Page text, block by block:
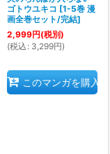
ゴトウユキコ [1-5巻 漫
画全巻セット/完結]
2,999円(税別)
(税込 : 3,299円)
このマンガを購入